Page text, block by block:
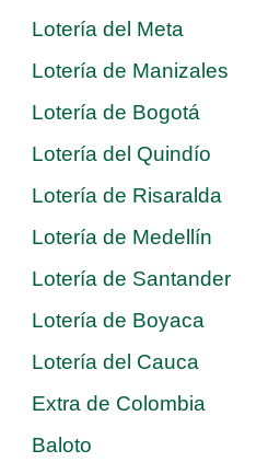
Lotería del Meta
Lotería de Manizales
Lotería de Bogotá
Lotería del Quindío
Lotería de Risaralda
Lotería de Medellín
Lotería de Santander
Lotería de Boyaca
Lotería del Cauca
Extra de Colombia
Baloto